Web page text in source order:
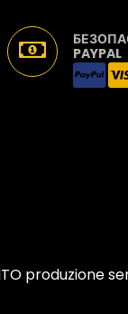
PAYPAL
produzione